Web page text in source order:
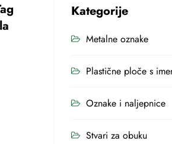
Kategorije
Metalne oznake
Plastične ploče s
Oznake i naljepnice
Stvari za obuku